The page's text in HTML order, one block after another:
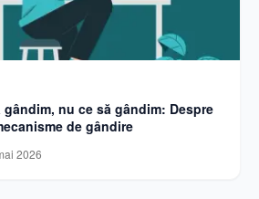
gândim, nu ce să gândim: Despre
de gândire
2026